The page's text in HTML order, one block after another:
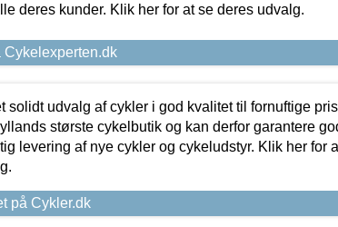
deres kunder. Klik her for at se deres udvalg.
Cykelexperten.dk
solidt udvalg af cykler i god kvalitet til fornuftige
største cykelbutik og kan derfor garantere
levering af nye cykler og cykeludstyr. Klik her for
på Cykler.dk